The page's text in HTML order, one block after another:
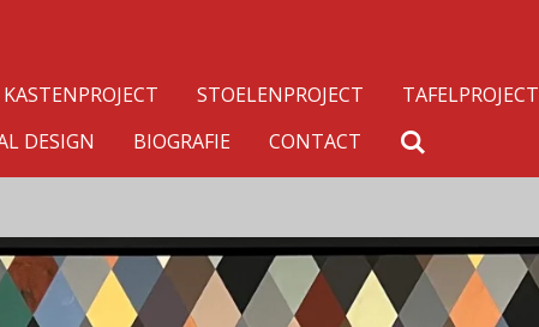
KASTENPROJECT STOELENPROJECT TAFELPROJECT
DESIGN BIOGRAFIE CONTACT